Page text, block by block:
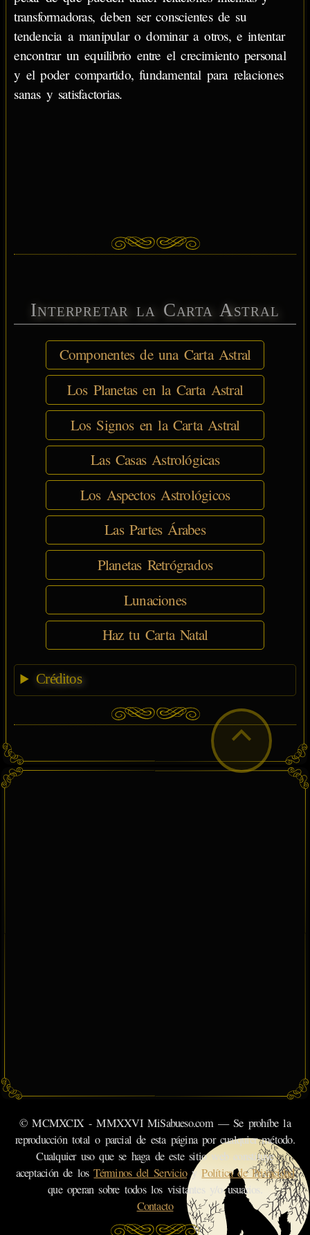
transformadoras, deben ser conscientes de su
tendencia a manipular o dominar a otros, e intentar
encontrar un equilibrio entre el crecimiento personal
y el poder compartido, fundamental para relaciones
sanas y satisfactorias.
Interpretar la Carta Astral
Componentes de una Carta Astral
Los Planetas en la Carta Astral
Los Signos en la Carta Astral
Las Casas Astrológicas
Los Aspectos Astrológicos
Las Partes Árabes
Planetas Retrógrados
Lunaciones
Haz tu Carta Natal
Créditos
© MCMXCIX - MMXXVI MiSabueso.com — Se prohíbe la
reproducción total o parcial de esta página por cualquier método.
Cualquier uso que se haga de este sitio web constituye
aceptación de losTérminos del ServicioyPolítica de Privacidad
que operan sobre todos los visitantes y/o usuarios.
Contacto